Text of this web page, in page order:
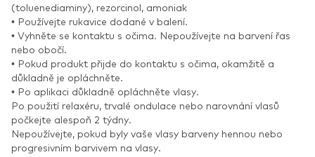
(toluenediaminy), rezorcinol, amoniak
• Používejte rukavice dodané v balení.
• Vyhněte se kontaktu s očima. Nepoužívejte na barvení řas
nebo obočí.
• Pokud produkt přijde do kontaktu s očima, okamžitě a
důkladně je opláchněte.
• Po aplikaci důkladně opláchněte vlasy.
Po použití relaxéru, trvalé ondulace nebo narovnání vlasů
počkejte alespoň 2 týdny.
Nepoužívejte, pokud byly vaše vlasy barveny hennou nebo
progresivním barvivem na vlasy.